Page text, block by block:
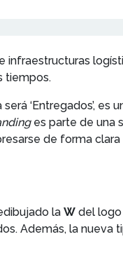
infraestructuras
tiempos.
‘Entregados’, es
es parte de una
de forma clara
la W del
Además, la nueva